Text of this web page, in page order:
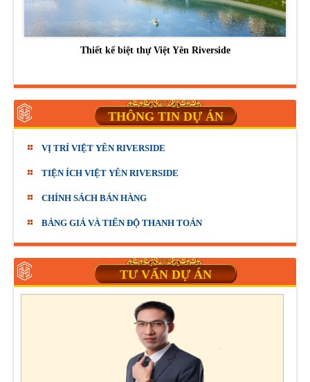
Thiết kế biệt thự Việt Yên Riverside
THÔNG TIN DỰ ÁN
VỊ TRÍ VIỆT YÊN RIVERSIDE
TIỆN ÍCH VIỆT YÊN RIVERSIDE
CHÍNH SÁCH BÁN HÀNG
BẢNG GIÁ VÀ TIẾN ĐỘ THANH TOÁN
TƯ VẤN DỰ ÁN